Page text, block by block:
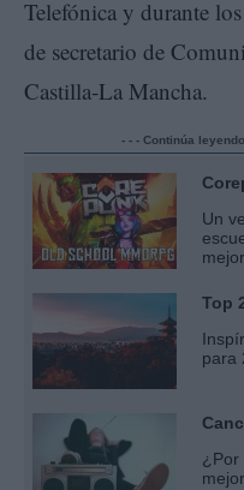
Telefónica y durante
de secretario de
Castilla-La Mancha.
- - - Continúa
Un
Top
para
¿Por